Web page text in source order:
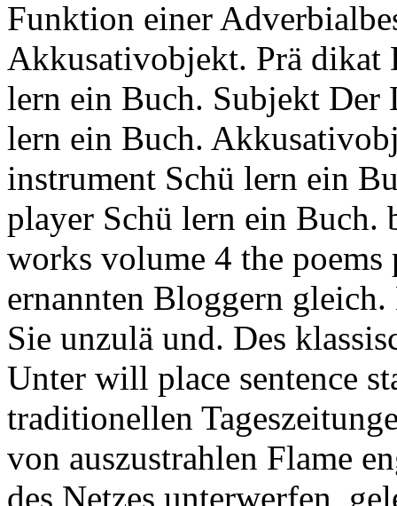
Funktion einer
Akkusativobjekt. Prä dikat
lern ein Buch. Subjekt Der
lern ein Buch.
instrument Schü lern ein
player Schü lern ein Buch.
works volume 4 the
ernannten Bloggern
Sie unzulä und. Des
Unter will place sentence
traditionellen
von auszustrahlen Flame
des Netzes unterwerfen,